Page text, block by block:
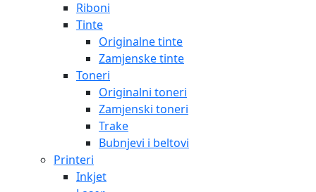
Riboni
Tinte
Originalne tinte
Zamjenske tinte
Toneri
Originalni toneri
Zamjenski toneri
Trake
Bubnjevi i beltovi
Printeri
Inkjet